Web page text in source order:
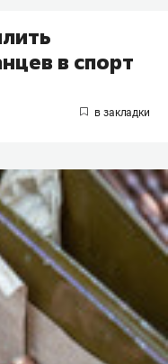
в спорт